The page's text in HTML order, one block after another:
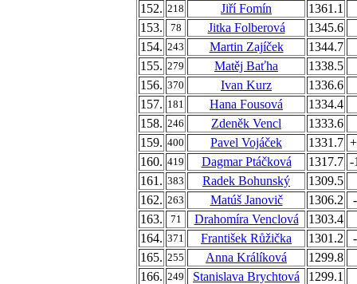
152. 218 Jiří Fomín
1361.1
153.
78 Jitka Folberová
1345.6
154. 243 Martin Zajíček
1344.7
155. 279 Matěj Baťha
1338.5
156. 370 Ivan Kurz
1336.6
157. 181 Hana Fousová
1334.4
158. 246 Zdeněk Vencl
1333.6
159. 400 Pavel Vojáček 1331.7
160. 419 Dagmar Ptáčková 1317.7 -
161. 383 Radek Bohunský
1309.5
162. 263 Matúš Janovič 1306.2
163.
71 Drahomíra Venclová
1303.4
164. 371 František Růžička 1301.2
165. 255 Anna Králíková
1299.8
166. 249 Stanislava Brychtová
1299.1